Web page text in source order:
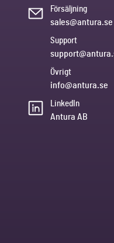
Försäljning
sales@antura.se
Support
Övrigt
info@antura.se
LinkedIn
Antura AB